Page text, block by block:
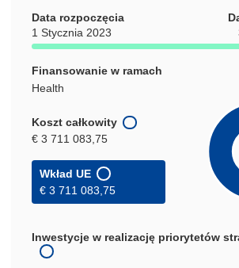
Data rozpoczęcia
1 Stycznia 2023
Finansowanie w ramach
Health
Koszt całkowity
€ 3 711 083,75
Wkład UE
€ 3 711 083,75
Inwestycje w realizację priorytetów